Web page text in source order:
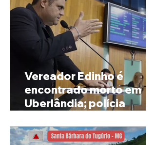
Vereador Edinho é
encontrado morto em
Uberlândia; polícia